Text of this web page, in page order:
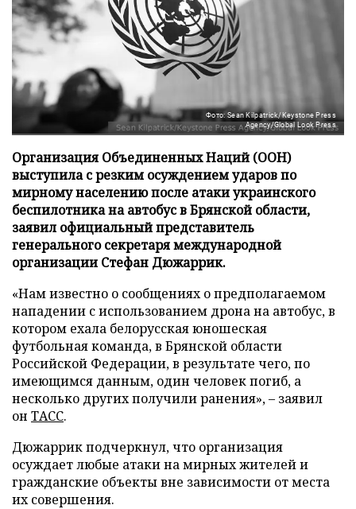
Фото: Sean Kilpatrick/Keystone Press
Agency/Global Look Press
Организация Объединенных Наций (ООН)
выступила с резким осуждением ударов по
мирному населению после атаки украинского
беспилотника на автобус в Брянской области,
заявил официальный представитель
генерального секретаря международной
организации Стефан Дюжаррик.
«Нам известно о сообщениях о предполагаемом
нападении с использованием дрона на автобус, в
котором ехала белорусская юношеская
футбольная команда, в Брянской области
Российской Федерации, в результате чего, по
имеющимся данным, один человек погиб, а
несколько других получили ранения», – заявил
он ТАСС.
Дюжаррик подчеркнул, что организация
осуждает любые атаки на мирных жителей и
гражданские объекты вне зависимости от места
их совершения.